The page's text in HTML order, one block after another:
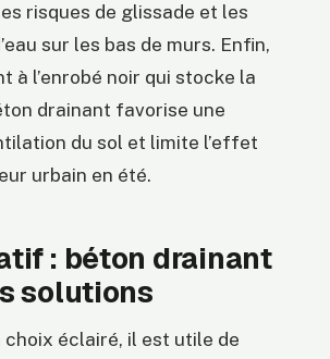
risques de glissade et les
sur les bas de murs. Enfin,
à l’enrobé noir qui stocke la
drainant favorise une
du sol et limite l’effet
urbain en été.
: béton drainant
solutions
choix éclairé, il est utile de